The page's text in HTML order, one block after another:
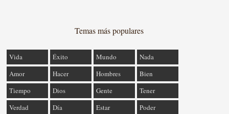
Temas más populares
Vida Éxito Mundo
Nada
Amor
Hacer Hombres
Bien
Tiempo
Dios Gente
Tener
Verdad
Día Estar Poder